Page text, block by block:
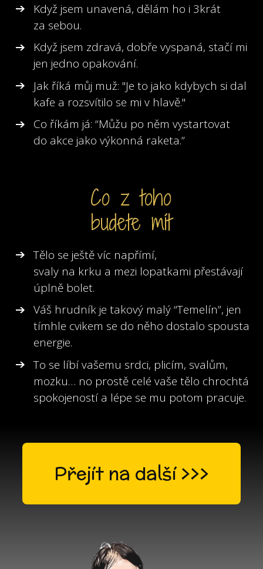
Když jsem unavená, dělám ho i 3krát
za sebou.
Když jsem zdravá, dobře vyspaná, stačí mi
jen jedno opakování.
Jak říká můj muž: "Je to jako kdybych si dal
kafe a rozsvítilo se mi v hlavě."
Co říkám já: “Můžu po něm vystartovat
do akce jako výkonná raketa.”
Co z toho
budete mít
Tělo se ještě víc napřímí,
svaly na krku a mezi lopatkami přestávají
úplně bolet.
Váš hrudník je takový malý “Temelín”, jen
tímhle cvikem se do něho dostalo spousta
energie.
To se líbí vašemu srdci, plicím, svalům,
mozku… no prostě celé vaše tělo chrochtá
spokojeností a lépe se mu potom pracuje.
Přejít na další >>>